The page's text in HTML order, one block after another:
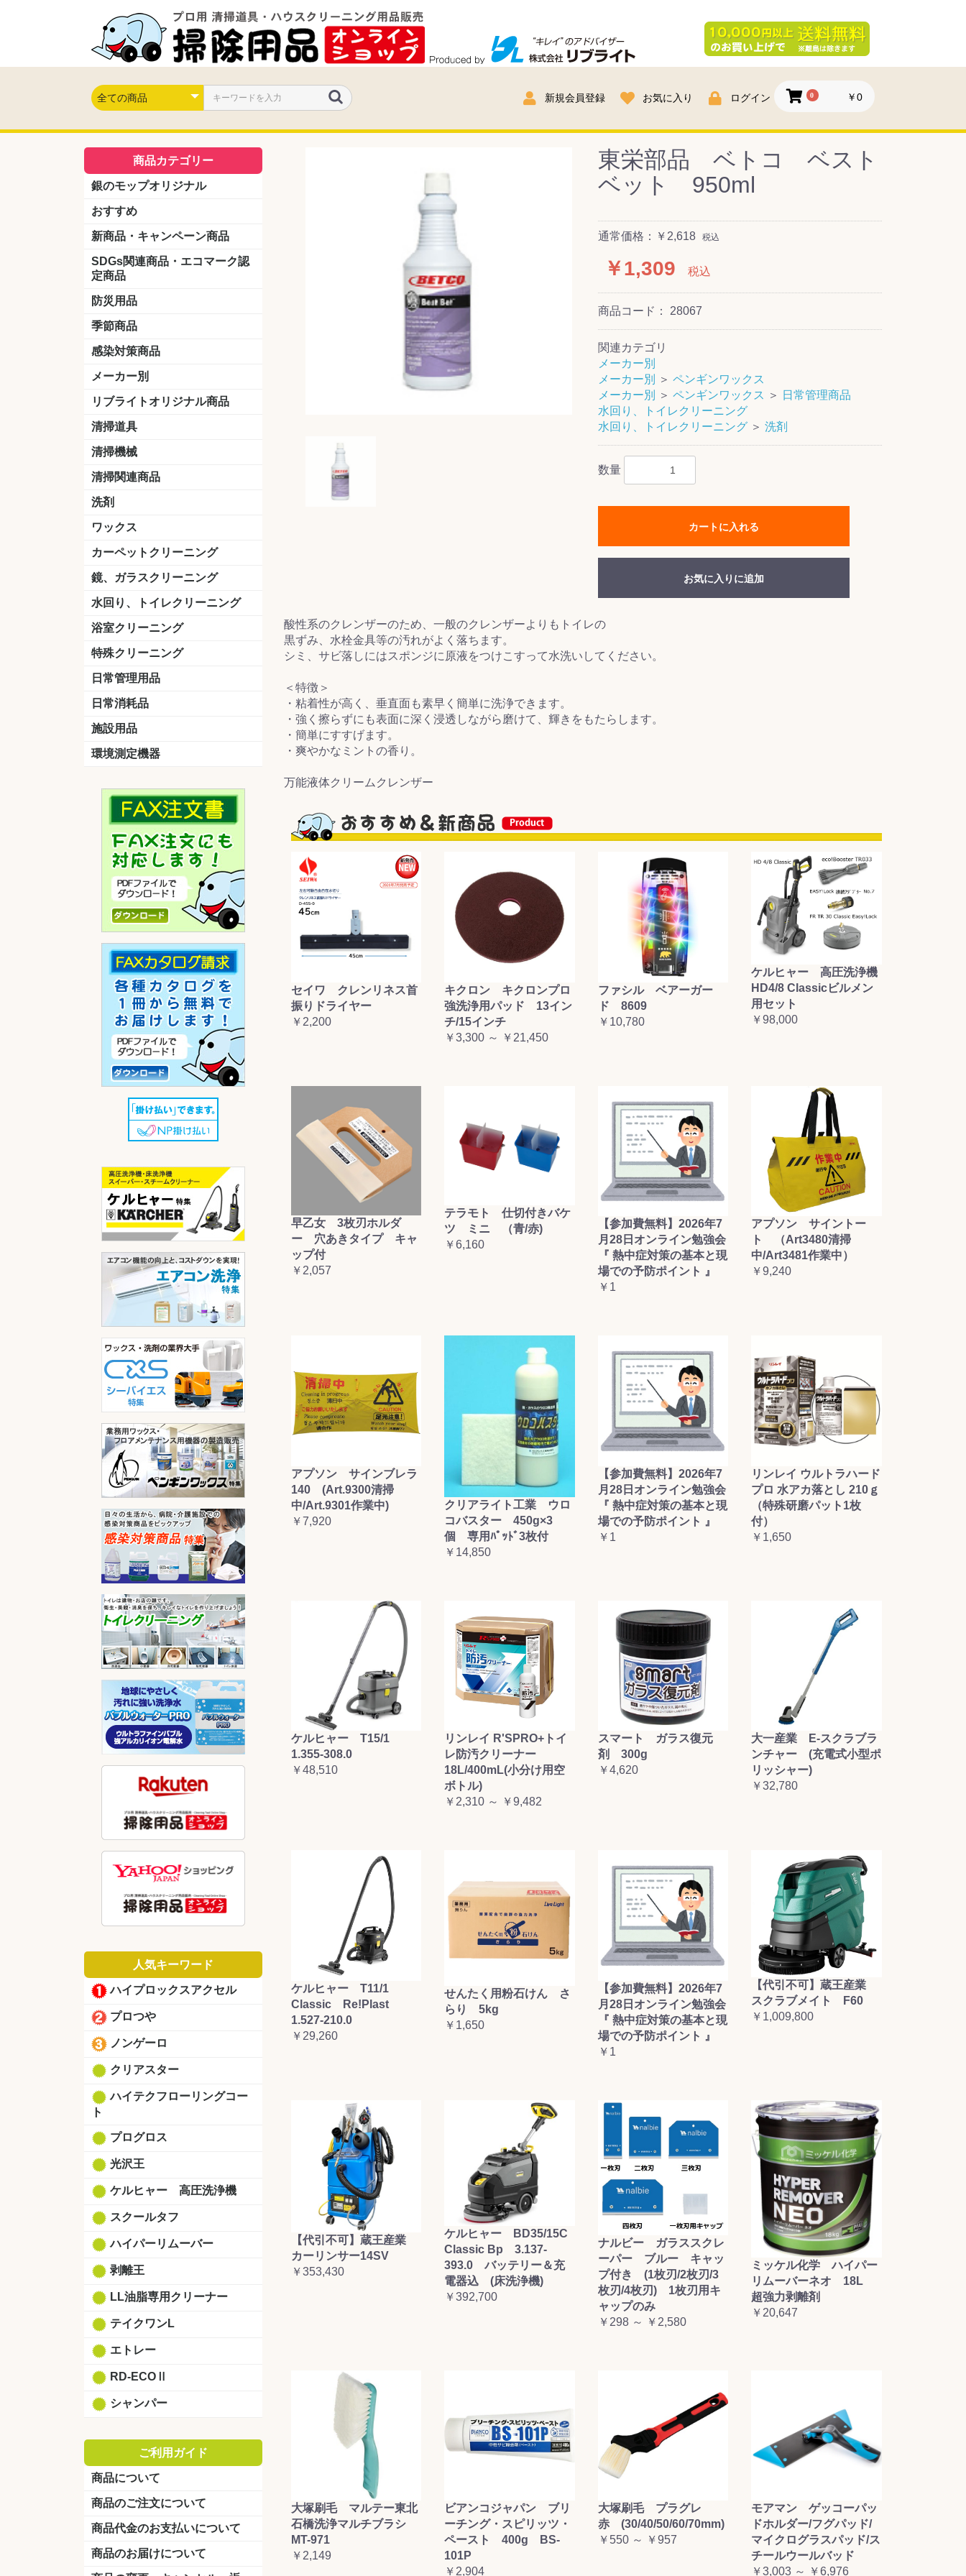
新規会員登録 お気に入り ログイン 0 ￥0
商品カテゴリー
銀のモップオリジナル
おすすめ
新商品・キャンペーン商品
キャンペーン商品
新製品
SDGs関連商品・エコマーク認
定商品
防災用品
季節商品
感染対策商品
おう吐物
除菌洗剤
うがい薬
マスク
手洗い石鹸
手指消毒
手袋
メーカー別
クオリティ
ニイタカ
シーバイエス
リンレイ
ペンギンワックス
横浜油脂工業
ミッケル化学（旧：スイショウ
ユシロ化学
コニシ
つやげん
ダイカ商事
スリーエムジャパン
山崎産業
テラモト
セイワ
エトレー
ラバーメイド
ジャパックス
日本サニパック
ケルヒャー
マキタ
ショーワグローブ
花王
サラヤ
アルボース
コスケム
ミヤキ
紺商
信徳ポミー
リブライトオリジナル商品
LLオレンジクリーナー
LL油脂専用クリーナー
LLワックスモップ
LL-21
マーベラスiL
清掃道具
ほうき
ちりとり
モップ及び関連品 ワンタッチ式モップ
水切りドライヤー
その他アタッチメント
(ワンタッチ式用)
モップ
ハードフロア用ダストモップ
テラモト
その他
清掃機械
掃除機
ドライバキューム
アップライトバキューム
コードレスタイプ
高圧洗浄機
吸水機
カーペット用マシン
送風機
ポリッシャー スタンダード
ハンディポリッシャー
ポリッシャー・自動床洗浄機用
掃除機用紙パック
その他
清掃関連商品
ダストカート
台車
移動式バレット
脚立
モップハンガー
サインボード
光沢計
カーペット汚染度計
洗剤
床用表面洗浄剤
ハクリ剤
厨房用
工場用
石材用
サビ用
木材用
タイル用
外壁用
壁面用
手あか用
病院用
除菌用
ワックス
樹脂ワックス
半樹脂ワックス
フローリング用
病院用ワックス
中性ワックス
石材用
木床用
その他
カーペットクリーニング
洗剤
ブラシ
パット
その他
鏡、ガラスクリーニング
ガラスワイパー
シャンパー(ウオッシャー)
ガラススクイジー
ケレン
ツールホルダー
洗剤 うろこ取り
天井・高所作業
水回り、トイレクリーニング
洗剤
尿石除去剤
水アカ除去剤
排水管つまり除去剤
消臭・防臭剤
道具 ラバーカップ
水アカ除去
浴室クリーニング
洗剤
バスクリーナー
カビ取り剤
道具
特殊クリーニング
石材
エアコン
外壁
その他
日常管理用品
クリーナー
洗濯用洗剤
油汚れ落とし
サビ取り剤
タバコ専用消臭
日常消耗品
トイレットペーパー
ペーパータオル
便座除菌クリーナー
ポリ袋
施設用品
マット・他
ベンチ
灰皿
傘立
くず入れ
環境測定機器
人気キーワード
ハイプロックスアクセル
プロつや
ノンゲーロ
クリアスター
ハイテクフローリングコー
ト
プログロス
光沢王
ケルヒャー 高圧洗浄機
スクールタフ
ハイパーリムーバー
剥離王
LL油脂専用クリーナー
テイクワンL
エトレー
RD-ECOⅡ
シャンパー
ご利用ガイド
商品について
商品のご注文について
商品代金のお支払いについて
商品のお届けについて
東栄部品 ベトコ ベスト
ベット 950ml
通常価格：￥2,618 税込
￥1,309 税込
商品コード： 28067
関連カテゴリ
メーカー別
メーカー別
＞ ペンギンワックス
メーカー別
＞ ペンギンワックス ＞
日常管理商品
水回り、トイレクリーニング
水回り、トイレクリーニング ＞ 洗剤
数量
カートに入れる
お買い物を続ける カートへ進む
お気に入りに追加
酸性系のクレンザーのため、一般のクレンザーよりもトイレの
黒ずみ、水栓金具等の汚れがよく落ちます。
シミ、サビ落しにはスポンジに原液をつけこすって水洗いしてください。
＜特徴＞
・粘着性が高く、垂直面も素早く簡単に洗浄できます。
・強く擦らずにも表面に深く浸透しながら磨けて、輝きをもたらします。
・簡単にすすげます。
・爽やかなミントの香り。
万能液体クリームクレンザー
セイワ クレンリネス首
振りドライヤー
￥2,200
キクロン キクロンプロ
強洗浄用パッド 13イン
チ/15インチ
￥3,300 ～ ￥21,450
ファシル ベアーガー
ド 8609
￥10,780
ケルヒャー 高圧洗浄機
HD4/8 Classicビルメン
用セット
￥98,000
早乙女 3枚刃ホルダ
ー 穴あきタイプ キャ
ップ付
￥2,057
テラモト 仕切付きバケ
ツ ミニ （青/赤)
￥6,160
【参加費無料】2026年7
月28日オンライン勉強会
『 熱中症対策の基本と現
場での予防ポイント 』
￥1
アプソン サイントー
ト （Art3480清掃
中/Art3481作業中）
￥9,240
アプソン サインブレラ
140 (Art.9300清掃
中/Art.9301作業中)
￥7,920
クリアライト工業 ウロ
コバスター 450g×3
個 専用ﾊﾟｯﾄﾞ3枚付
￥14,850
【参加費無料】2026年7
月28日オンライン勉強会
『 熱中症対策の基本と現
場での予防ポイント 』
￥1
リンレイ ウルトラハード
プロ 水アカ落とし 210ｇ
（特殊研磨パット1枚
付）
￥1,650
ケルヒャー T15/1
1.355-308.0
￥48,510
リンレイ R'SPRO+トイ
レ防汚クリーナー
18L/400mL(小分け用空
ボトル)
￥2,310 ～ ￥9,482
スマート ガラス復元
剤 300g
￥4,620
大一産業 E-スクラブラ
ンチャー (充電式小型ポ
リッシャー)
￥32,780
ケルヒャー T11/1
Classic Re!Plast
1.527-210.0
￥29,260
せんたく用粉石けん さ
らり 5kg
￥1,650
【参加費無料】2026年7
月28日オンライン勉強会
『 熱中症対策の基本と現
場での予防ポイント 』
￥1
【代引不可】蔵王産業
スクラブメイト F60
￥1,009,800
【代引不可】蔵王産業
カーリンサー14SV
￥353,430
ケルヒャー BD35/15C
Classic Bp 3.137-
393.0 バッテリー＆充
電器込 (床洗浄機)
￥392,700
ナルビー ガラススクレ
ーパー ブルー キャッ
プ付き (1枚刃/2枚刃/3
枚刃/4枚刃) 1枚刃用キ
ャップのみ
￥298 ～ ￥2,580
ミッケル化学 ハイパー
リムーバーネオ 18L
超強力剥離剤
￥20,647
大塚刷毛 マルテー東北
石橋洗浄マルチブラシ
MT-971
￥2,149
ビアンコジャパン ブリ
ーチング・スピリッツ・
ペースト 400g BS-
101P
￥2,904
大塚刷毛 プラグレ
赤 (30/40/50/60/70mm)
￥550 ～ ￥957
モアマン ゲッコーパッ
ドホルダー/フグパッド/
マイクログラスパッド/ス
チールウールバッド
￥3,003 ～ ￥6,976